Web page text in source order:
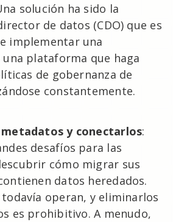
solución ha sido la
de datos (CDO) que es
implementar una
plataforma que haga
de gobernanza de
constantemente.
y conectarlos:
desafíos para las
cómo migrar sus
datos heredados.
todavía operan, y eliminarlos
es prohibitivo. A menudo,